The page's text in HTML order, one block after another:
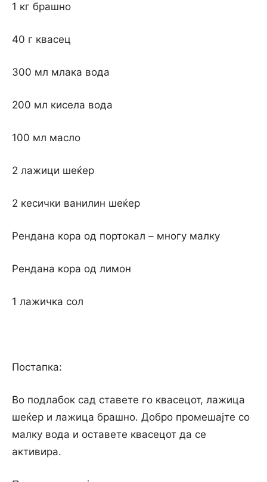
1 кг брашно
40 г квасец
300 мл млака вода
200 мл кисела вода
100 мл масло
2 лажици шеќер
2 кесички ванилин шеќер
Рендана кора од портокал – многу малку
Рендана кора од лимон
1 лажичка сол
Постапка:
Во подлабок сад ставете го квасецот, лажица
шеќер и лажица брашно. Добро промешајте со
малку вода и оставете квасецот да се
активира.